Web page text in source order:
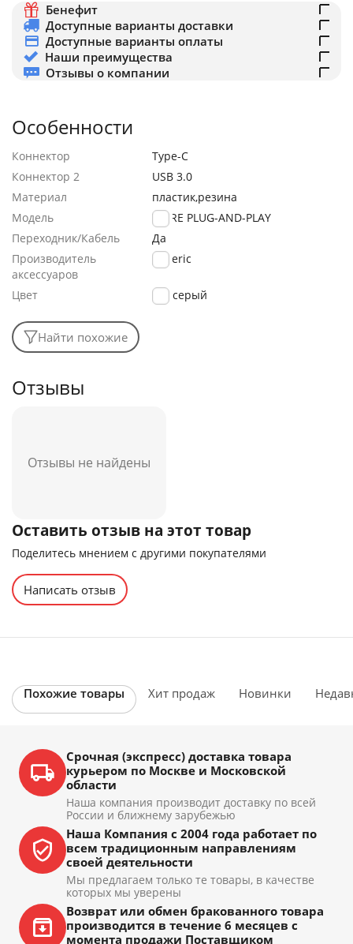
Бенефит
Доступные варианты доставки
Доступные варианты оплаты
Наши преимущества
Отзывы о компании
Особенности
Коннектор
Type-C
Коннектор 2
USB 3.0
Материал
пластик,резина
Модель
WE’RE PLUG-AND-PLAY
Переходник/Кабель
Да
Производитель
аксессуаров
generic
Цвет серый
Найти похожие
Отзывы
Отзывы не найдены
Оставить отзыв на этот товар
Поделитесь мнением с другими покупателями
Написать отзыв
Похожие товары Хит продаж Новинки
Срочная (экспресс) доставка товара
курьером по Москве и Московской
области
Наша компания производит доставку по всей
России и ближнему зарубежью
Наша Компания с 2004 года работает по
всем традиционным направлениям
своей деятельности
Мы предлагаем только те товары, в качестве
которых мы уверены
Возврат или обмен бракованного товара
производится в течение 6 месяцев с
момента продажи Поставщиком